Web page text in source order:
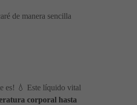
de manera sencilla
es! 💧 Este líquido vital
corporal hasta